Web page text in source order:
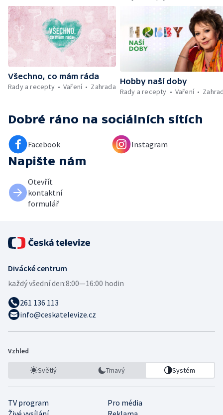
Umělecký festival Pohoda 2026 —
Vyhodnocení ankety + ČT tipy —
Vyhodnocení divácké soutěže — Práce
záchranářů v létě
Všechno, co mám ráda
Rady a recepty
Vaření Zahrada
Hobby naší doby
Rady a recepty
Vaření
Dobré ráno na sociálních sítích
Facebook Instagram
Napište nám
Otevřít
kontaktní
formulář
Divácké centrum
každý všední den:8:00—16:00 hodin
261 136 113
info@ceskatelevize.cz
Vzhled
Světlý Tmavý Systém
TV program
Pro média